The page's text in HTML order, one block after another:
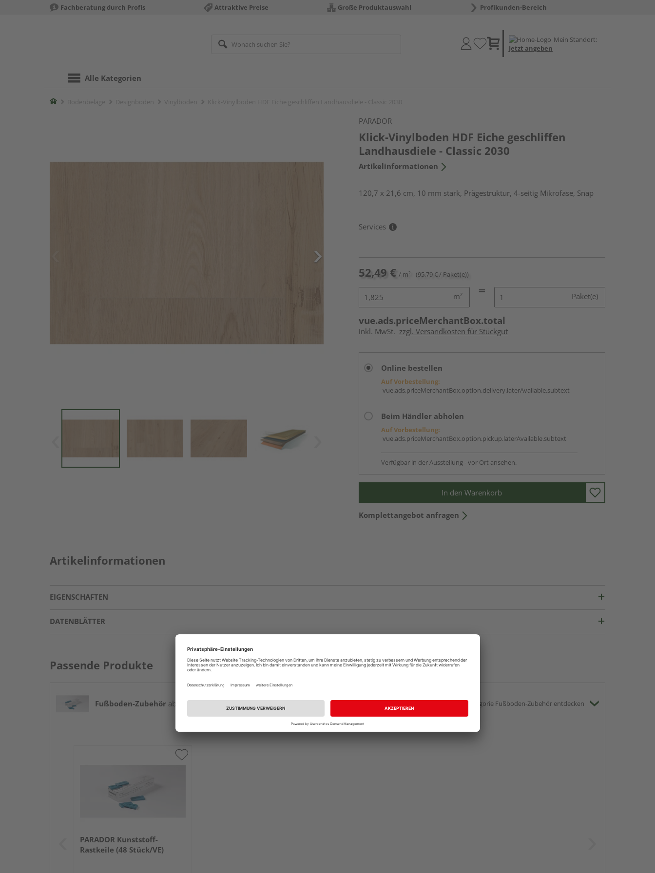
Fachberatung durch Profis Attraktive Preise Große Produktauswahl Profikunden-Bereich
Mein Standort:
Jetzt angeben
Alle Kategorien
Home
PARADOR
Klick-Vinylboden HDF Eiche geschliffen
Landhausdiele - Classic 2030
Artikelinformationen
120,7 x 21,6 cm, 10 mm stark, Prägestruktur, 4-seitig Mikrofase, Snap
Services
52,49 € / m² (95,79 € / Paket(e))
m² Paket(e)
vue.ads.priceMerchantBox.total
inkl. MwSt. zzgl. Versandkosten für Stückgut
Online bestellen
Auf Vorbestellung:
vue.ads.priceMerchantBox.option.delivery.laterAvailable.subtext
Beim Händler abholen
Auf Vorbestellung:
vue.ads.priceMerchantBox.option.pickup.laterAvailable.subtext
Verfügbar in der Ausstellung - vor Ort ansehen.
In den Warenkorb
Komplettangebot anfragen
Artikelinformationen
EIGENSCHAFTEN
DATENBLÄTTER
Passende Produkte
Fußboden-Zubehör ab 8,39 € / Paket(e) gesamte Kategorie Fußboden-Zubehör entdecken
PARADOR Kunststoff-
Rastkeile (48 Stück/VE)